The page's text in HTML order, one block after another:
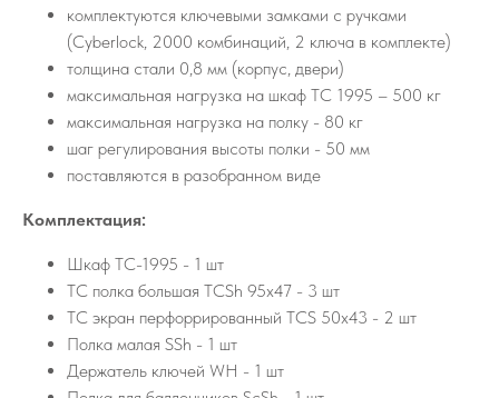
комплектуются ключевыми замками с ручками
(Cyberlock, 2000 комбинаций, 2 ключа в комплекте)
толщина стали 0,8 мм (корпус, двери)
максимальная нагрузка на шкаф ТС 1995 – 500 кг
максимальная нагрузка на полку - 80 кг
шаг регулирования высоты полки - 50 мм
поставляются в разобранном виде
Комплектация:
Шкаф TC-1995 - 1 шт
TC полка большая TCSh 95х47 - 3 шт
TC экран перфоррированный TCS 50x43 - 2 шт
Полка малая SSh - 1 шт
Держатель ключей WH - 1 шт